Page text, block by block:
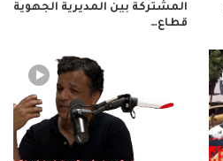
المشتركة بين المديرية الجهوية
قطاع…